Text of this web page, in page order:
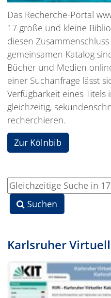
Das Recherche-Portal
17 große und kleine
diesen
gemeinsamen Katalog
Bücher und Medien
einer Suchanfrage lässt
Verfügbarkeit eines
gleichzeitig,
recherchieren.
Zur Kölnbib
Gleichzeitige Suche in
Suchen
Karlsruher